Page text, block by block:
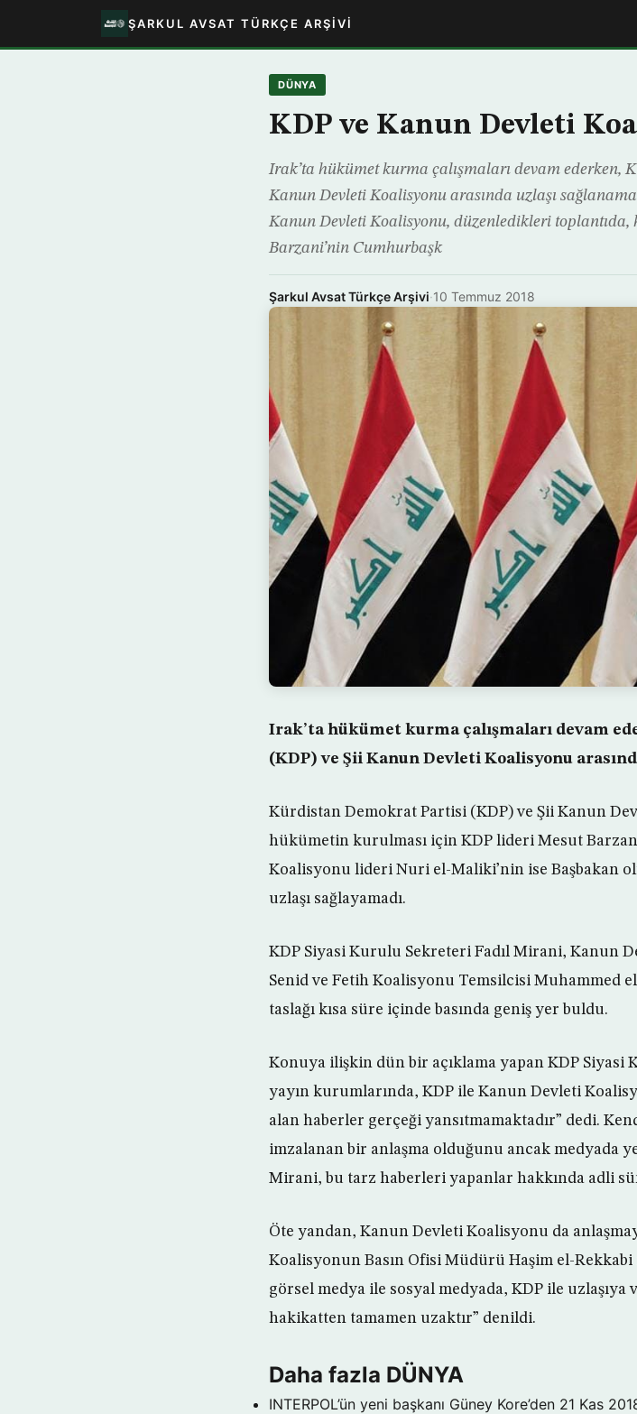
ŞARKUL AVSAT TÜRKÇE ARŞIVI
DÜNYA
KDP ve Kanun Devleti
Irak’ta hükümet kurma çalışmaları devam ederken,
Kanun Devleti Koalisyonu arasında uzlaşı
Kanun Devleti Koalisyonu, düzenledikleri
Barzani’nin Cumhurbaşk
Şarkul Avsat Türkçe Arşivi·10 Temmuz 2018
Irak’ta hükümet kurma çalışmaları devam
(KDP) ve Şii Kanun Devleti Koalisyonu
Kürdistan Demokrat Partisi (KDP) ve Şii Kanun
hükümetin kurulması için KDP lideri Mesut
Koalisyonu lideri Nuri el-Maliki’nin ise Başbakan
uzlaşı sağlayamadı.
KDP Siyasi Kurulu Sekreteri Fadıl Mirani, Kanun
Senid ve Fetih Koalisyonu Temsilcisi Muhammed
taslağı kısa süre içinde basında geniş yer buldu.
Konuya ilişkin dün bir açıklama yapan KDP Siyasi
yayın kurumlarında, KDP ile Kanun Devleti
alan haberler gerçeği yansıtmamaktadır” dedi.
imzalanan bir anlaşma olduğunu ancak medyada
Mirani, bu tarz haberleri yapanlar hakkında adli
Öte yandan, Kanun Devleti Koalisyonu da
Koalisyonun Basın Ofisi Müdürü Haşim el-Rekkabi
görsel medya ile sosyal medyada, KDP ile uzlaşıya
hakikatten tamamen uzaktır” denildi.
Daha fazla DÜNYA
INTERPOL’ün yeni başkanı Güney Kore’den 21 Kas